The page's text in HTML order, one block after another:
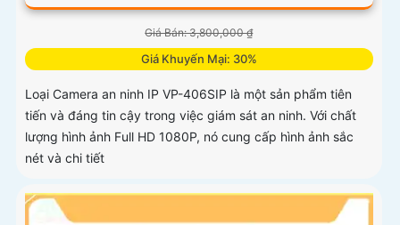
Giá Bán: 3,800,000 ₫
Giá Khuyến Mại: 30%
Loại Camera an ninh IP VP-406SIP là một sản phẩm tiên
tiến và đáng tin cậy trong việc giám sát an ninh. Với chất
lượng hình ảnh Full HD 1080P, nó cung cấp hình ảnh sắc
nét và chi tiết